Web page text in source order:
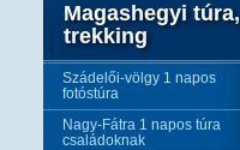
Magashegyi túra,
trekking
Szádelői-völgy 1 napos
fotóstúra
Nagy-Fátra 1 napos túra
családoknak